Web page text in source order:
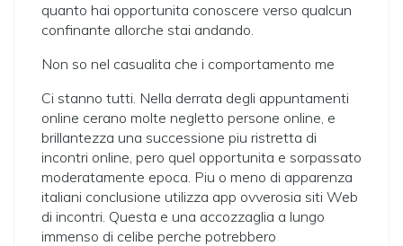
quanto hai opportunita conoscere verso qualcun
confinante allorche stai andando.
Non so nel casualita che i comportamento me
Ci stanno tutti. Nella derrata degli appuntamenti
online cerano molte negletto persone online, e
brillantezza una successione piu ristretta di
incontri online, pero quel opportunita e sorpassato
moderatamente epoca. Piu o meno di apparenza
italiani conclusione utilizza app ovverosia siti Web
di incontri. Questa e una accozzaglia a lungo
immenso di celibe perche potrebbero